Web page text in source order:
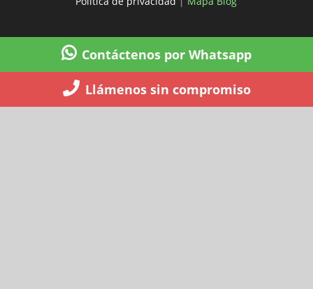
Contáctenos por Whatsapp
Llámenos sin compromiso